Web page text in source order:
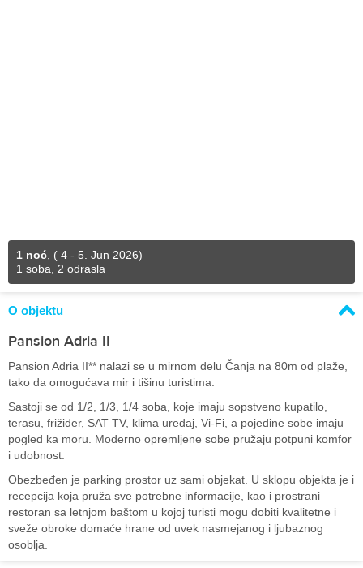
1 noć ( 4 - 5. Jun 2026)
1 soba, 2 odrasla
O objektu
Pansion Adria II
Pansion Adria II** nalazi se u mirnom delu Čanja na 80m od plaže,
tako da omogućava mir i tišinu turistima.
Sastoji se od 1/2, 1/3, 1/4 soba, koje imaju sopstveno kupatilo,
terasu, frižider, SAT TV, klima uređaj, Vi-Fi, a pojedine sobe imaju
pogled ka moru. Moderno opremljene sobe pružaju potpuni komfor
i udobnost.
Obezbeđen je parking prostor uz sami objekat. U sklopu objekta je i
recepcija koja pruža sve potrebne informacije, kao i prostrani
restoran sa letnjom baštom u kojoj turisti mogu dobiti kvalitetne i
sveže obroke domaće hrane od uvek nasmejanog i ljubaznog
osoblja.